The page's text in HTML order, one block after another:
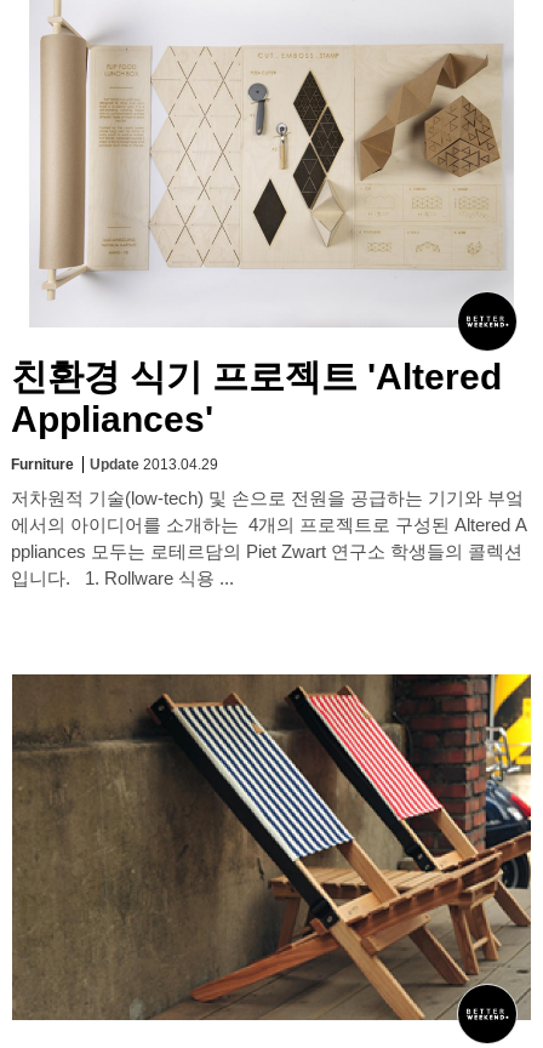
친환경 식기 프로젝트 'Altered
Appliances'
Furniture Update 2013.04.29
저차원적 기술(low-tech) 및 손으로 전원을 공급하는 기기와 부엌
에서의 아이디어를 소개하는 4개의 프로젝트로 구성된 Altered A
ppliances 모두는 로테르담의 Piet Zwart 연구소 학생들의 콜렉션
입니다. 1. Rollware 식용 ...